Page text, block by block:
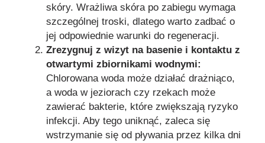
skóry. Wrażliwa skóra po zabiegu wymaga
szczególnej troski, dlatego warto zadbać o
jej odpowiednie warunki do regeneracji.
Zrezygnuj z wizyt na basenie i kontaktu z
otwartymi zbiornikami wodnymi:
Chlorowana woda może działać drażniąco,
a woda w jeziorach czy rzekach może
zawierać bakterie, które zwiększają ryzyko
infekcji. Aby tego uniknąć, zaleca się
wstrzymanie się od pływania przez kilka dni